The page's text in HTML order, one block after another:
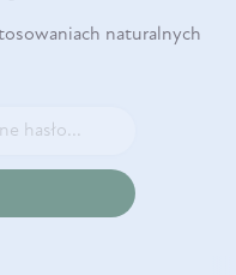
naturalnych